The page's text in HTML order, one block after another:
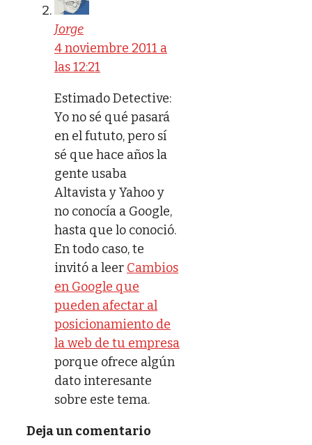
Jorge
4 noviembre 2011 a
las 12:21
Estimado Detective:
Yo no sé qué pasará
en el fututo, pero sí
sé que hace años la
gente usaba
Altavista y Yahoo y
no conocía a Google,
hasta que lo conoció.
En todo caso, te
invitó a leer Cambios
en Google que
pueden afectar al
posicionamiento de
la web de tu empresa
porque ofrece algún
dato interesante
sobre este tema.
Deja un comentario